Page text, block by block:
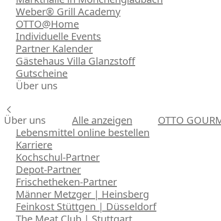
Weber® Grill Academy
OTTO@Home
Individuelle Events
Partner Kalender
Gästehaus Villa Glanzstoff
Gutscheine
Über uns
Über uns Alle anzeigen
OTTO
Lebensmittel online bestellen
Karriere
Kochschul-Partner
Depot-Partner
Frischetheken-Partner
Männer Metzger | Heinsberg
Feinkost Stüttgen | Düsseldorf